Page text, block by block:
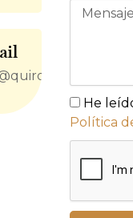
He
Política